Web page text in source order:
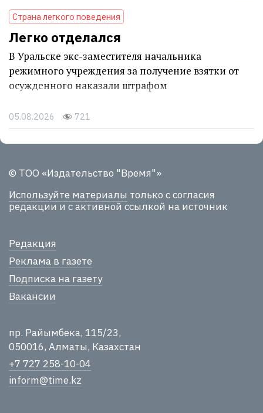
Страна легкого поведения
Легко отделался
В Уральске экс-заместителя начальника
режимного учреждения за получение взятки от
осужденного наказали штрафом
05.08.2026 721
© ТОО «Издательство "Время"»
Используйте материалы только с согласия
редакции и с активной ссылкой на источник
Редакция
Реклама в газете
Подписка на газету
Вакансии
пр. Райымбека, 115/23,
050016, Алматы, Казахстан
+7 727 258-10-04
inform@time.kz